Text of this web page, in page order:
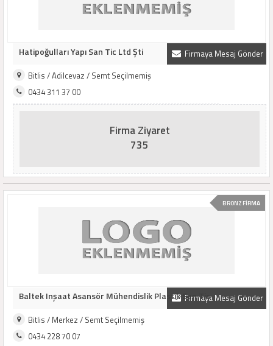
Firmaya Mesaj Gönder
Hatipoğulları Yapı San Tic Ltd Şti
Bitlis / Adilcevaz / Semt Seçilmemiş
0434 311 37 00
Firma Ziyaret
735
BRONZ FİRMA
Firmaya Mesaj Gönder
Baltek Inşaat Asansör Mühendislik Plastik San Tic
Bitlis / Merkez / Semt Seçilmemiş
0434 228 70 07